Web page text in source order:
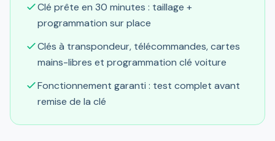
Clé prête en 30 minutes : taillage +
programmation sur place
Clés à transpondeur, télécommandes, cartes
mains-libres et programmation clé voiture
Fonctionnement garanti : test complet avant
remise de la clé